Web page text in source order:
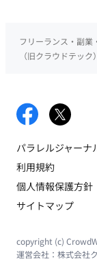
フリーランス・副
（旧クラウドテック）
パラレルジャーナ
利用規約
個人情報保護方針
サイトマップ
copyright (c)
運営会社： 株式会社